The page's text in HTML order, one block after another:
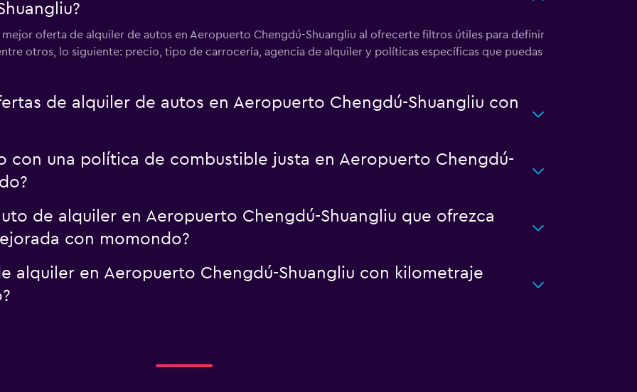
oferta de alquiler de autos en Aeropuerto Chengdú-Shuangliu al ofrecerte filtros útiles para definir
otros, lo siguiente: precio, tipo de carrocería, agencia de alquiler y políticas específicas que puedas
de alquiler de autos en Aeropuerto Chengdú-Shuangliu con
con una política de combustible justa en Aeropuerto Chengdú-
de alquiler en Aeropuerto Chengdú-Shuangliu que ofrezca
con momondo?
alquiler en Aeropuerto Chengdú-Shuangliu con kilometraje